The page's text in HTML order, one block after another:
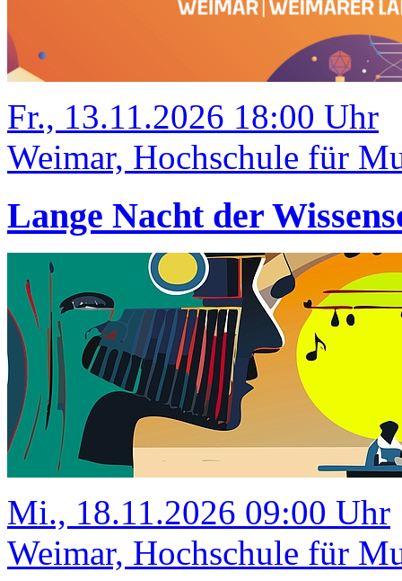
Fr., 13.11.2026 18:00 Uhr
Weimar, Hochschule für
Lange Nacht der
Mi., 18.11.2026 09:00 Uhr
Weimar, Hochschule für